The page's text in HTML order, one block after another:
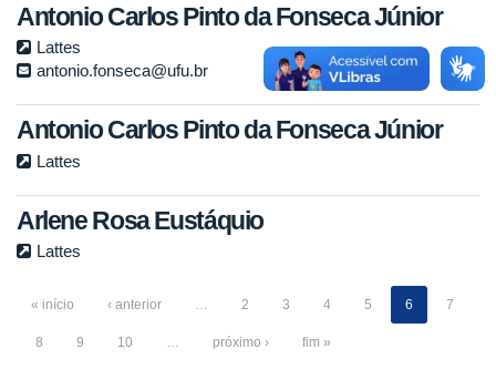
Antonio Carlos Pinto da Fonseca Júnior
Lattes
antonio.fonseca@ufu.br
Antonio Carlos Pinto da Fonseca Júnior
Lattes
Arlene Rosa Eustáquio
Lattes
« início ‹ anterior … 2 3 4 5 6 7
8 9 10 … próximo › fim »